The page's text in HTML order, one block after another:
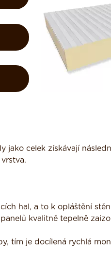
jako celek získávají
hal, a to k opláštění
kvalitně tepelně
tím je docílená rychlá